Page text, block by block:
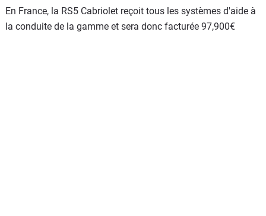
En France, la RS5 Cabriolet reçoit tous les systèmes d'aide à
la conduite de la gamme et sera donc facturée 97,900€